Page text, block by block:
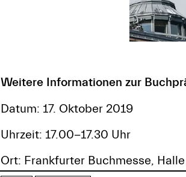
Weitere Informationen zur
Datum: 17. Oktober 2019
Uhrzeit: 17.00-17.30 Uhr
Ort: Frankfurter Buchmesse,